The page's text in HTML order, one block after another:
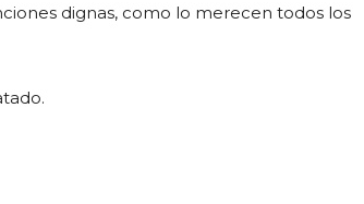
dignas, como lo merecen todos los